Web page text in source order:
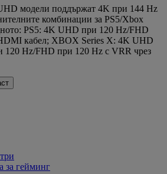
модели поддържат 4K при 144 Hz
комбинации за PS5/Xbox
PS5: 4K UHD при 120 Hz/FHD
кабел; XBOX Series X: 4K UHD
Hz/FHD при 120 Hz с VRR чрез
за гейминг